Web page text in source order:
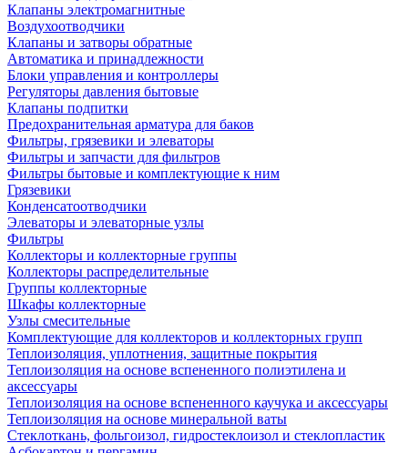
Клапаны электромагнитные
Воздухоотводчики
Клапаны и затворы обратные
Автоматика и принадлежности
Блоки управления и контроллеры
Регуляторы давления бытовые
Клапаны подпитки
Предохранительная арматура для баков
Фильтры, грязевики и элеваторы
Фильтры и запчасти для фильтров
Фильтры бытовые и комплектующие к ним
Грязевики
Конденсатоотводчики
Элеваторы и элеваторные узлы
Фильтры
Коллекторы и коллекторные группы
Коллекторы распределительные
Группы коллекторные
Шкафы коллекторные
Узлы смесительные
Комплектующие для коллекторов и коллекторных групп
Теплоизоляция, уплотнения, защитные покрытия
Теплоизоляция на основе вспененного полиэтилена и
аксессуары
Теплоизоляция на основе вспененного каучука и аксессуары
Теплоизоляция на основе минеральной ваты
Стеклоткань, фольгоизол, гидростеклоизол и стеклопластик